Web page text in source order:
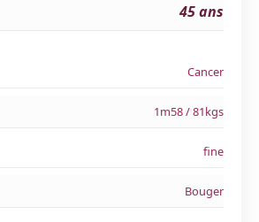
45 ans
Cancer
1m58 / 81kgs
fine
Bouger